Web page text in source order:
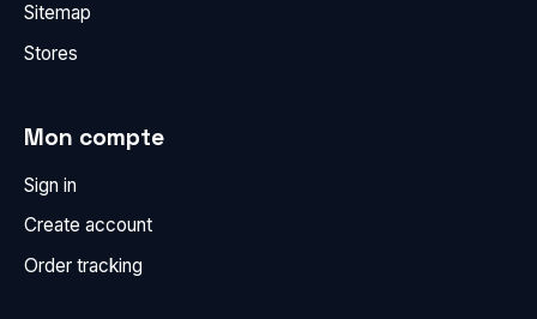
Sitemap
Stores
Mon compte
Sign in
Create account
Order tracking